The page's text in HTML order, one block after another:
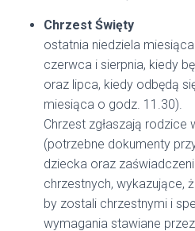
Chrzest Święty
ostatnia niedziela
czerwca i sierpnia, kiedy
oraz lipca, kiedy odbędą
miesiąca o godz. 11.30).
Chrzest zgłaszają rodzice
(potrzebne dokumenty
dziecka oraz
chrzestnych, wykazujące,
by zostali chrzestnymi i
wymagania stawiane